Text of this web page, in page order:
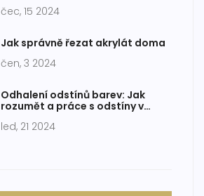
čec, 15 2024
Jak správně řezat akrylát doma
čen, 3 2024
Odhalení odstínů barev: Jak
rozumět a práce s odstíny v
led, 21 2024